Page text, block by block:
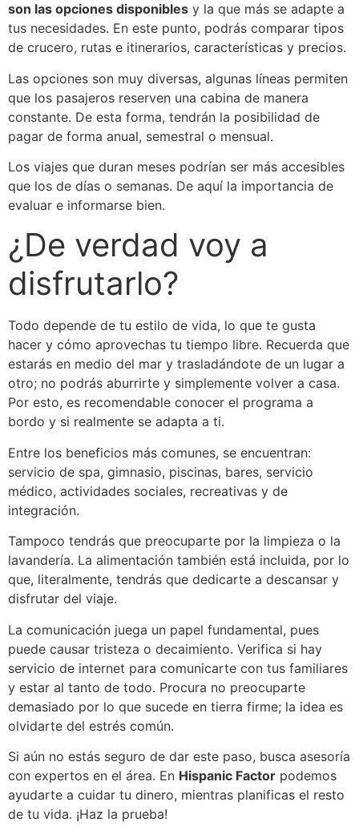
son las opciones disponibles y la que más se adapte a
tus necesidades. En este punto, podrás comparar tipos
de crucero, rutas e itinerarios, características y precios.
Las opciones son muy diversas, algunas líneas permiten
que los pasajeros reserven una cabina de manera
constante. De esta forma, tendrán la posibilidad de
pagar de forma anual, semestral o mensual.
Los viajes que duran meses podrían ser más accesibles
que los de días o semanas. De aquí la importancia de
evaluar e informarse bien.
¿De verdad voy a
disfrutarlo?
Todo depende de tu estilo de vida, lo que te gusta
hacer y cómo aprovechas tu tiempo libre. Recuerda que
estarás en medio del mar y trasladándote de un lugar a
otro; no podrás aburrirte y simplemente volver a casa.
Por esto, es recomendable conocer el programa a
bordo y si realmente se adapta a ti.
Entre los beneficios más comunes, se encuentran:
servicio de spa, gimnasio, piscinas, bares, servicio
médico, actividades sociales, recreativas y de
integración.
Tampoco tendrás que preocuparte por la limpieza o la
lavandería. La alimentación también está incluida, por lo
que, literalmente, tendrás que dedicarte a descansar y
disfrutar del viaje.
La comunicación juega un papel fundamental, pues
puede causar tristeza o decaimiento. Verifica si hay
servicio de internet para comunicarte con tus familiares
y estar al tanto de todo. Procura no preocuparte
demasiado por lo que sucede en tierra firme; la idea es
olvidarte del estrés común.
Si aún no estás seguro de dar este paso, busca asesoría
con expertos en el área. En Hispanic Factor podemos
ayudarte a cuidar tu dinero, mientras planificas el resto
de tu vida. ¡Haz la prueba!